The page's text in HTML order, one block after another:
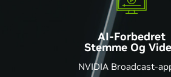
AI-Forbedret
Stemme Og
NVIDIA Broadcast-